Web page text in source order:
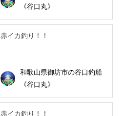
《谷口丸》
赤イカ釣り！！
和歌山県御坊市の谷口釣船
《谷口丸》
赤イカ釣り！！